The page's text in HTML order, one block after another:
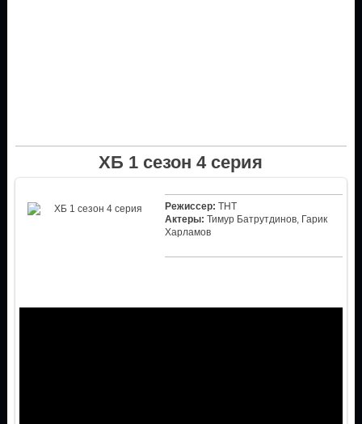
ХБ 1 сезон 4 серия
Режиссер: ТНТ
Актеры: Тимур Батрутдинов, Гарик
Харламов